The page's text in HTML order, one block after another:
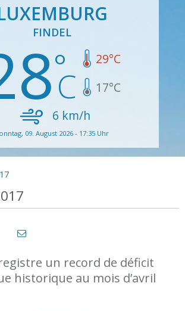
FINDEL
29°C
17°C
6 km/h
09. August 2026 - 17:35 Uhr
un record de déficit
historique au mois d’avril